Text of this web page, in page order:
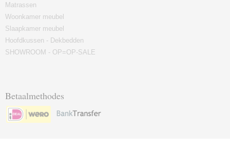
Matrassen
Woonkamer meubel
Slaapkamer meubel
Hoofdkussen - Dekbedden
SHOWROOM - OP=OP-SALE
Betaalmethodes